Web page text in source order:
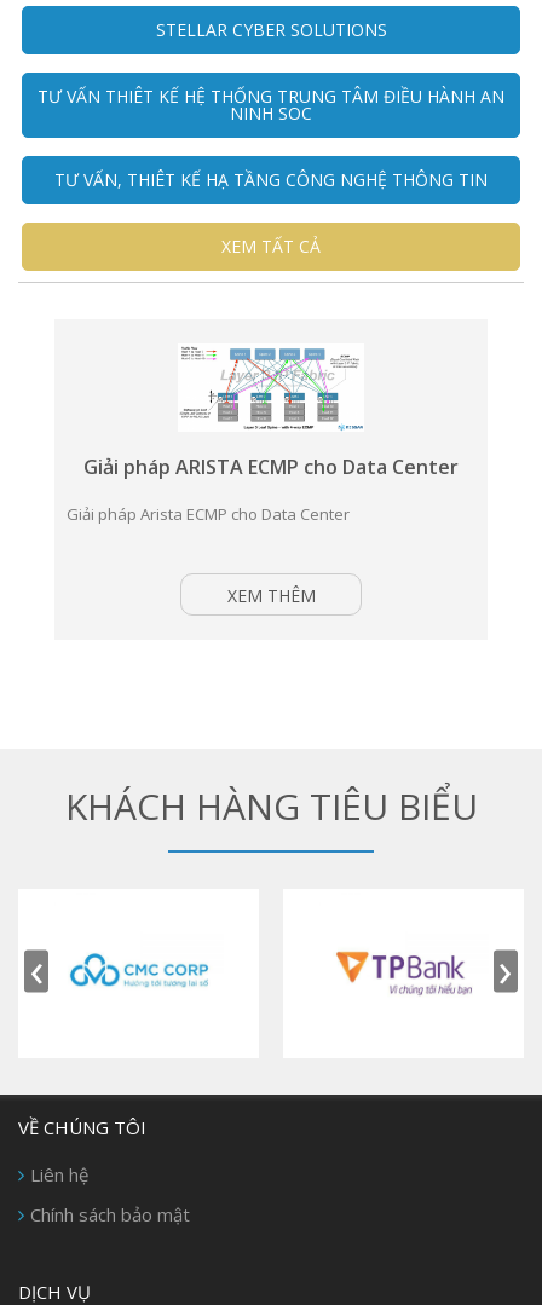
STELLAR CYBER SOLUTIONS
TƯ VẤN THIÊT KẾ HỆ THỐNG TRUNG TÂM ĐIỀU HÀNH AN
NINH SOC
TƯ VẤN, THIÊT KẾ HẠ TẦNG CÔNG NGHỆ THÔNG TIN
XEM TẤT CẢ
Giải pháp ARISTA ECMP cho Data Center
Giải pháp Arista ECMP cho Data Center
XEM THÊM
KHÁCH HÀNG TIÊU BIỂU
‹ ›
VỀ CHÚNG TÔI
Liên hệ
Chính sách bảo mật
DỊCH VỤ